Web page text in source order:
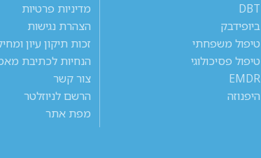
DBT
ביופידבק
טיפול משפחתי
טיפול פסיכולוגי
EMDR
היפנוזה
מדיניות פרטיות
הצהרת נגישות
זכות תיקון עיון
הנחיות לכתיבת
צור קשר
הרשם לניוזלטר
מפת אתר